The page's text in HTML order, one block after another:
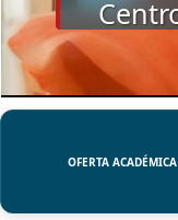
SSUE
OFERTA ACADÉMICA